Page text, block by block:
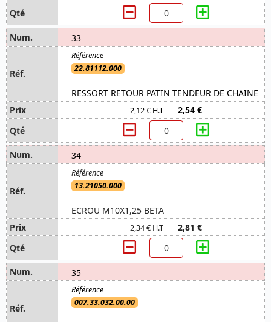
33
22.81112.000
RESSORT RETOUR PATIN TENDEUR DE CHAINE
2,12 € H.T 2,54 €
34
13.21050.000
ECROU M10X1,25 BETA
2,34 € H.T 2,81 €
35
007.33.032.00.00